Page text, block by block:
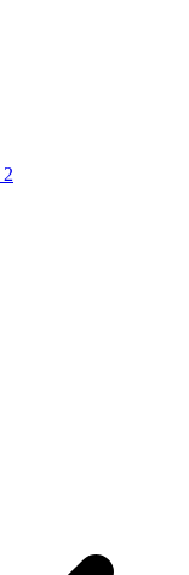
2